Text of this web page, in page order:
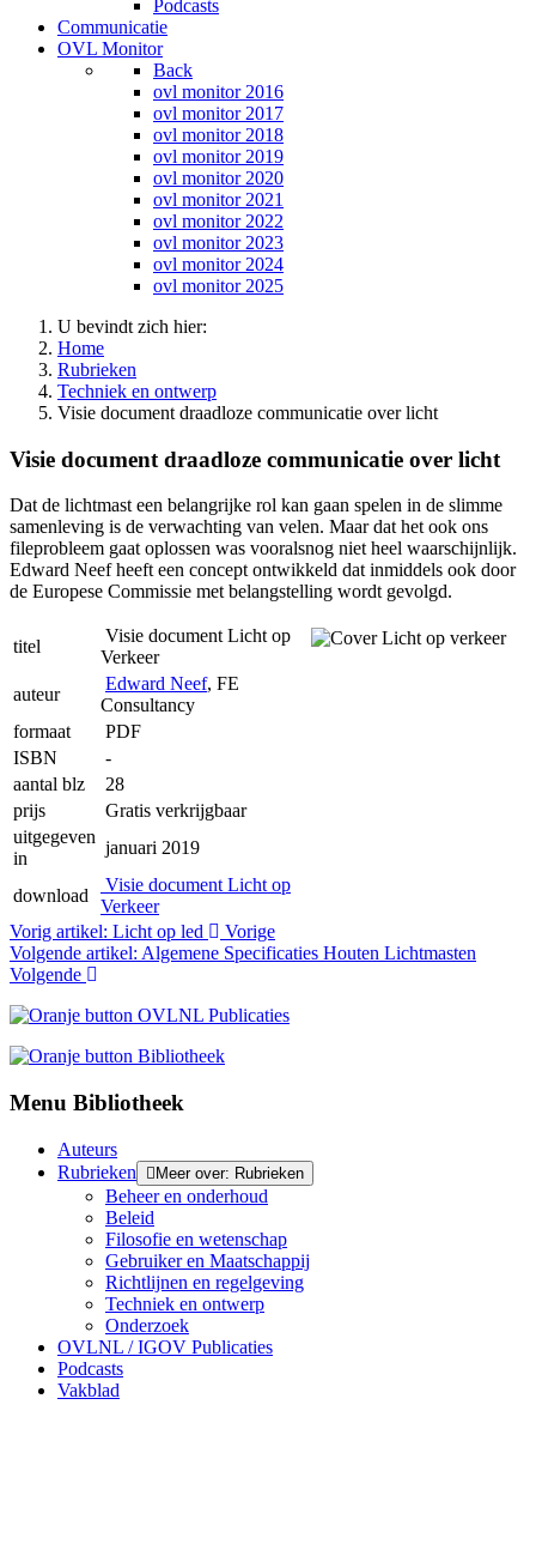
Podcasts
Communicatie
OVL Monitor
Back
ovl monitor 2016
ovl monitor 2017
ovl monitor 2018
ovl monitor 2019
ovl monitor 2020
ovl monitor 2021
ovl monitor 2022
ovl monitor 2023
ovl monitor 2024
ovl monitor 2025
U bevindt zich hier:
Home
Rubrieken
Techniek en ontwerp
Visie document draadloze communicatie over licht
Visie document draadloze communicatie over licht
Dat de lichtmast een belangrijke rol kan gaan spelen in de slimme
samenleving is de verwachting van velen. Maar dat het ook ons
fileprobleem gaat oplossen was vooralsnog niet heel waarschijnlijk.
Edward Neef heeft een concept ontwikkeld dat inmiddels ook door
de Europese Commissie met belangstelling wordt gevolgd.
titel
Visie document Licht op
Verkeer
auteur
Edward Neef, FE
Consultancy
formaat
PDF
ISBN
-
aantal blz
28
prijs
Gratis verkrijgbaar
uitgegeven
in
januari 2019
download
Visie document Licht op
Verkeer
Vorig artikel: Licht op led
Vorige
Volgende artikel: Algemene Specificaties Houten Lichtmasten
Volgende
Menu Bibliotheek
Auteurs
Rubrieken
Meer over: Rubrieken
Beheer en onderhoud
Beleid
Filosofie en wetenschap
Gebruiker en Maatschappij
Richtlijnen en regelgeving
Techniek en ontwerp
Onderzoek
OVLNL / IGOV Publicaties
Podcasts
Vakblad